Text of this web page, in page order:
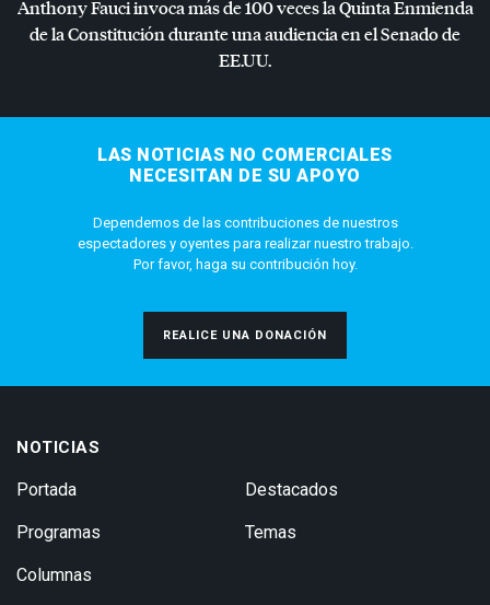
Anthony Fauci invoca más de 100 veces la Quinta Enmienda
de la Constitución durante una audiencia en el Senado de
EE.UU.
LAS NOTICIAS NO COMERCIALES
NECESITAN DE SU APOYO
Dependemos de las contribuciones de nuestros
espectadores y oyentes para realizar nuestro trabajo.
Por favor, haga su contribución hoy.
REALICE UNA DONACIÓN
NOTICIAS
Portada
Programas
Columnas
Destacados
Temas